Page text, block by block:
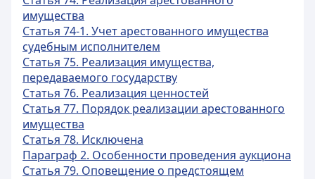
имущества
Статья 74-1. Учет арестованного имущества
судебным исполнителем
Статья 75. Реализация имущества,
передаваемого государству
Статья 76. Реализация ценностей
Статья 77. Порядок реализации арестованного
имущества
Статья 78. Исключена
Параграф 2. Особенности проведения аукциона
Статья 79. Оповещение о предстоящем